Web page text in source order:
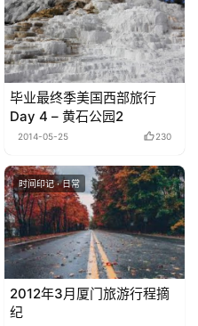
毕业最终季美国西部旅行
Day 4 – 黄石公园2
2014-05-25 230
时间印记 · 日常
2012年3月厦门旅游行程摘
纪